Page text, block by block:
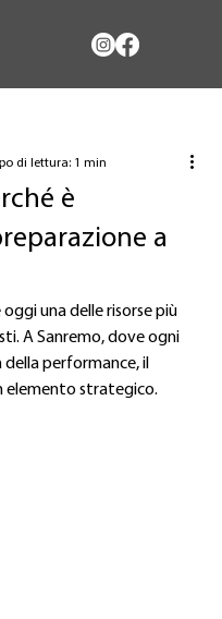
è
a
di lettura: 1 min
una delle risorse più
A Sanremo, dove ogni
performance, il
strategico.